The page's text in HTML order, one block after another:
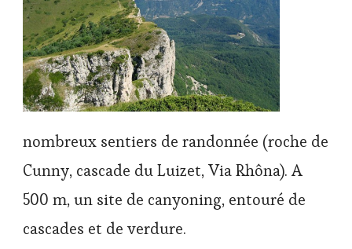
nombreux sentiers de randonnée (roche de
Cunny, cascade du Luizet, Via Rhôna). A
500 m, un site de canyoning, entouré de
cascades et de verdure.